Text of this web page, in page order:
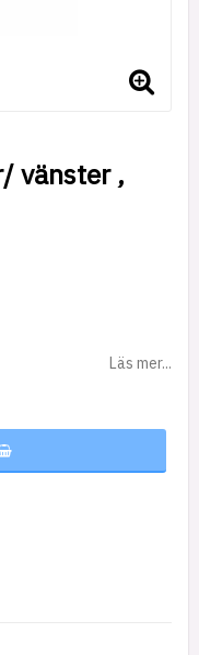
vänster ,
Läs mer...